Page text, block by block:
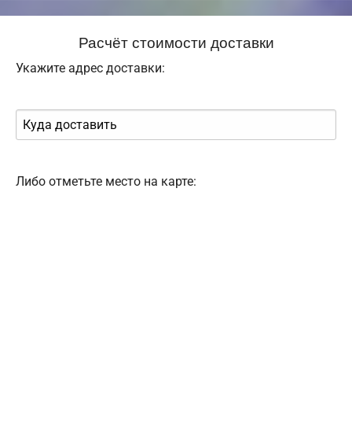
Расчёт стоимости доставки
Укажите адрес доставки:
Либо отметьте место на карте: